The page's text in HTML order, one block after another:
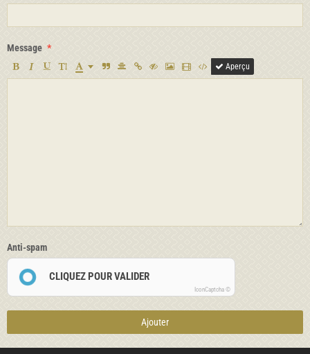
Message
Aperçu
Anti-spam
CLIQUEZ POUR VALIDER
IconCaptcha ©
Ajouter